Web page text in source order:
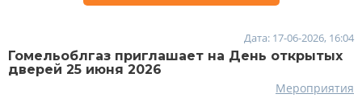
Дата: 17-06-2026, 16:04
Гомельоблгаз приглашает на День открытых
дверей 25 июня 2026
Мероприятия